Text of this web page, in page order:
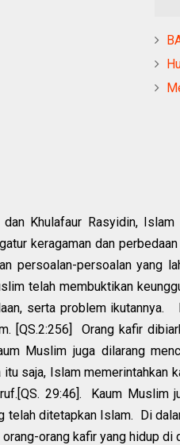
Khulafaur Rasyidin,
keragaman dan
persoalan-persoalan yang
telah membuktikan
serta problem
[QS.2:256] Orang kafir
Muslim juga dilarang
itu saja, Islam
29:46]. Kaum Muslim
telah ditetapkan Islam. Di
orang kafir yang hidup di